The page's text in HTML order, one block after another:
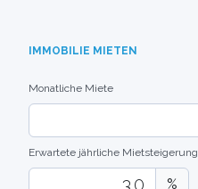
IMMOBILIE MIETEN
Monatliche Miete
Erwartete jährliche Mietsteigerung
%